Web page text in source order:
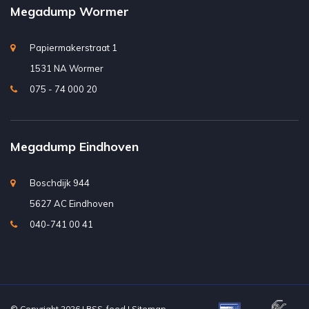
Megadump Wormer
Papiermakerstraat 1
1531 NA Wormer
075 - 74 000 20
Megadump Eindhoven
Boschdijk 944
5627 AC Eindhoven
040-741 00 41